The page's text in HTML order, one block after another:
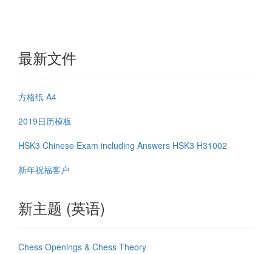
最新文件
方格纸 A4
2019日历模板
HSK3 Chinese Exam including Answers HSK3 H31002
新年祝福客户
新主题 (英语)
Chess Openings & Chess Theory